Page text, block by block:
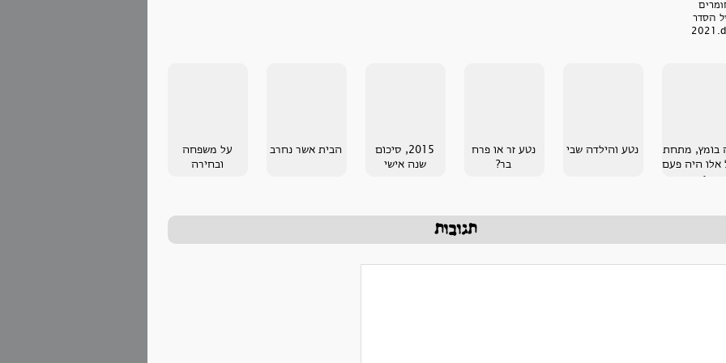
הסדר
בומץ, מתחת
אלו היה פעם
ים
נטע והילדה שבי
נטע זר או פרח
בר?
2015, סיכום
שנה אישי
הבית אשר נחרב
על משפחה
ובחירה
תגובות